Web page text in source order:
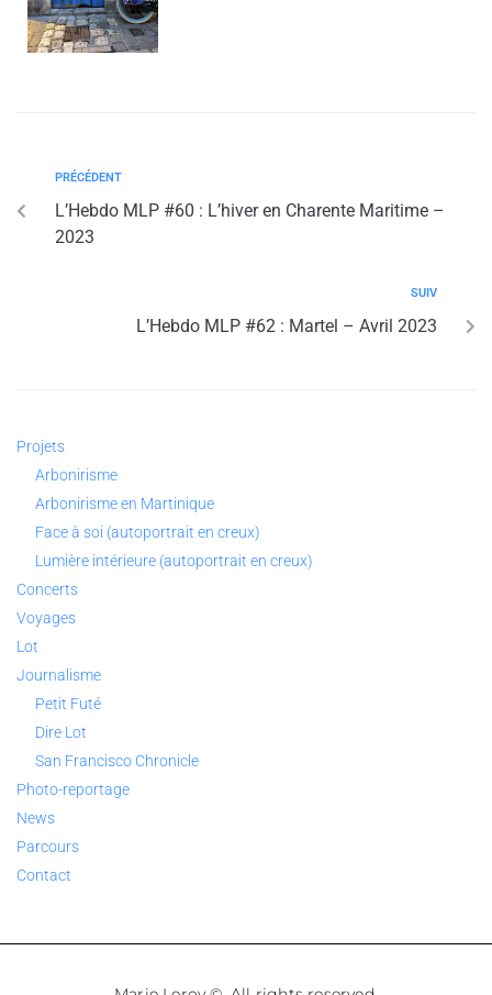
PRÉCÉDENT
L’Hebdo MLP #60 : L’hiver en Charente Maritime –
2023
SUIV
L’Hebdo MLP #62 : Martel – Avril 2023
Projets
Arbonirisme
Arbonirisme en Martinique
Face à soi (autoportrait en creux)
Lumière intérieure (autoportrait en creux)
Concerts
Voyages
Lot
Journalisme
Petit Futé
Dire Lot
San Francisco Chronicle
Photo-reportage
News
Parcours
Contact